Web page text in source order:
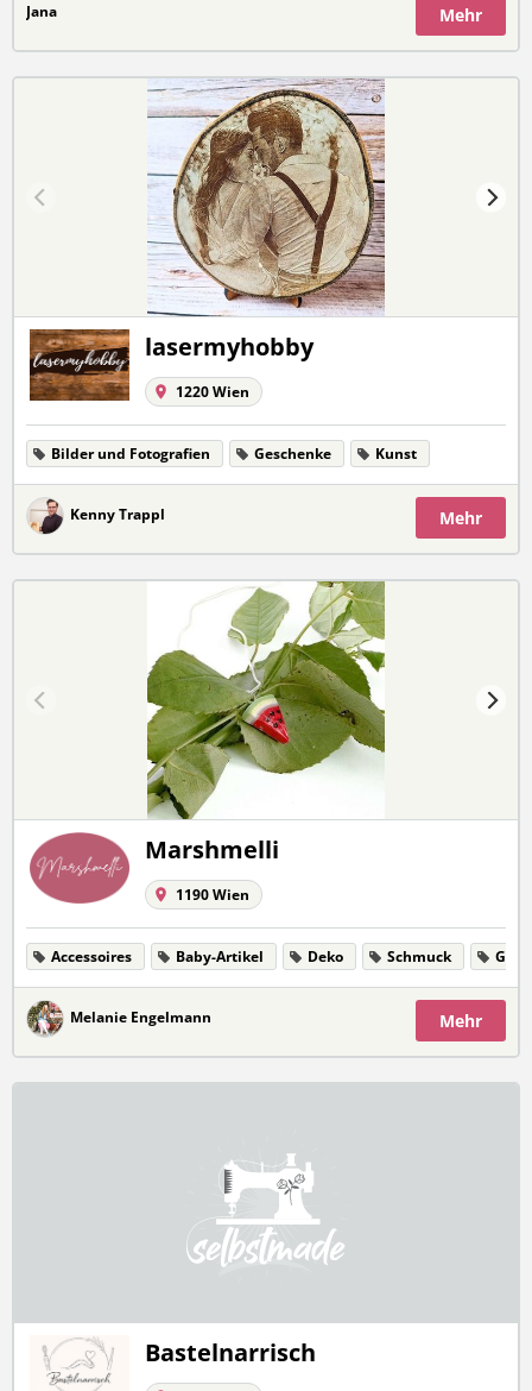
Jana Mehr
lasermyhobby
1220 Wien
Bilder und Fotografien Geschenke Kunst
Kenny Trappl Mehr
Marshmelli
1190 Wien
Accessoires Baby-Artikel Deko Schmuck
Melanie Engelmann Mehr
Bastelnarrisch